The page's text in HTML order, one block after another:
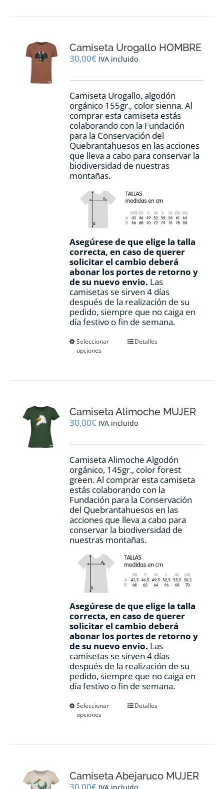
se
pueden
en
página
de
producto
Camiseta Urogallo HOMBRE
30,00€ IVA incluido
Camiseta Urogallo, algodón
orgánico 155gr., color sienna. Al
comprar esta camiseta estás
colaborando con la Fundación
para la Conservación del
Quebrantahuesos en las acciones
que lleva a cabo para conservar la
biodiversidad de nuestras
montañas.
Asegúrese de que elige la talla
correcta, en caso de querer
solicitar el cambio deberá
abonar los portes de retorno y
de su nuevo envio. Las
camisetas se sirven 4 días
después de la realización de su
pedido, siempre que no caiga en
día festivo o fin de semana.
Seleccionar
opciones
Este
se
pueden
en
página
de
producto
Detalles
Camiseta Alimoche MUJER
30,00€ IVA incluido
Camiseta Alimoche Algodón
orgánico, 145gr., color forest
green. Al comprar esta camiseta
estás colaborando con la
Fundación para la Conservación
del Quebrantahuesos en las
acciones que lleva a cabo para
conservar la biodiversidad de
nuestras montañas.
Asegúrese de que elige la talla
correcta, en caso de querer
solicitar el cambio deberá
abonar los portes de retorno y
de su nuevo envio. Las
camisetas se sirven 4 días
después de la realización de su
pedido, siempre que no caiga en
día festivo o fin de semana.
Seleccionar
opciones
Este
se
pueden
Detalles
Camiseta Abejaruco MUJER
30,00€